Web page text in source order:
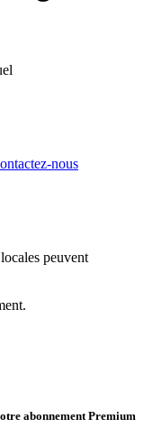
nous
peuvent
abonnement Premium